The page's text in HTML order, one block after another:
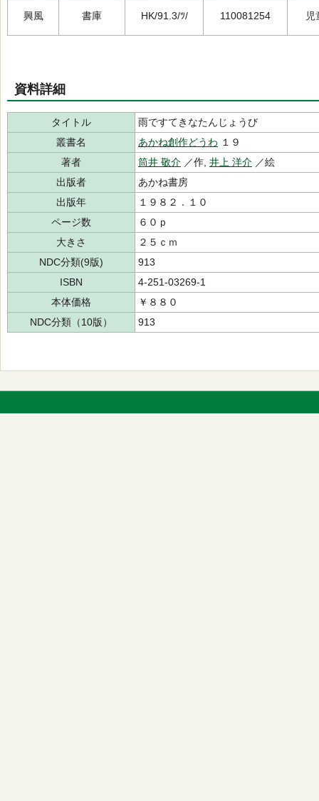
興風 書庫 HK/91.3/ﾂ/ 110081254 児
資料詳細
タイトル
雨ですてきなたんじょうび
叢書名
あかね創作どうわ １９
著者
筒井 敬介 ／作, 井上 洋介 ／絵
出版者
あかね書房
出版年
１９８２．１０
ページ数
６０ｐ
大きさ
２５ｃｍ
NDC分類(9版)
913
ISBN
4-251-03269-1
本体価格
￥８８０
NDC分類（10版）
913